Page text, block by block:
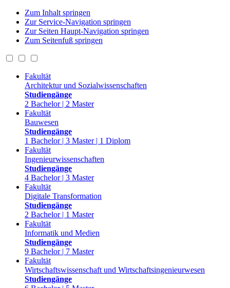
Zum Inhalt springen
Zur Service-Navigation springen
Zur Seiten Haupt-Navigation springen
Zum Seitenfuß springen
Fakultät
Architektur und Sozialwissenschaften
Studiengänge
2 Bachelor | 2 Master
Fakultät
Bauwesen
Studiengänge
1 Bachelor | 3 Master | 1 Diplom
Fakultät
Ingenieurwissenschaften
Studiengänge
4 Bachelor | 3 Master
Fakultät
Digitale Transformation
Studiengänge
2 Bachelor | 1 Master
Fakultät
Informatik und Medien
Studiengänge
9 Bachelor | 7 Master
Fakultät
Wirtschaftswissenschaft und Wirtschaftsingenieurwesen
Studiengänge